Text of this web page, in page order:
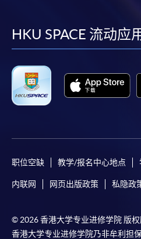
HKU SPACE 流动应
职位空缺 教学/报名中心地点
内联网 网页出版政策 私隐政
© 2026 香港大学专业进修学院 版
香港大学专业进修学院乃非牟利担